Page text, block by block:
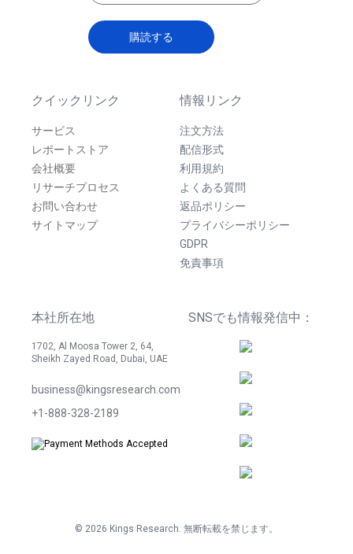
クイックリンク
サービス
レポートストア
会社概要
リサーチプロセス
お問い合わせ
サイトマップ
情報リンク
注文方法
配信形式
利用規約
よくある質問
返品ポリシー
プライバシーポリシー
GDPR
免責事項
本社所在地
1702, Al Moosa Tower 2, 64,
Sheikh Zayed Road, Dubai, UAE
business@kingsresearch.com
+1-888-328-2189
SNSでも情報発信中：
購読する
© 2026 Kings Research. 無断転載を禁じます。